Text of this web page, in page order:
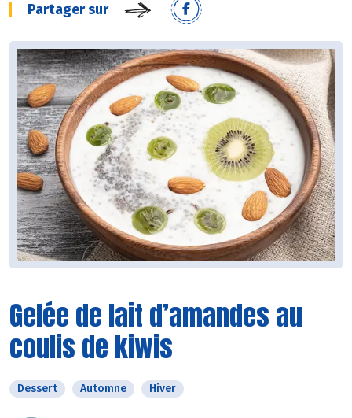
Partager sur
Gelée de lait d’amandes au
coulis de kiwis
Dessert Automne Hiver